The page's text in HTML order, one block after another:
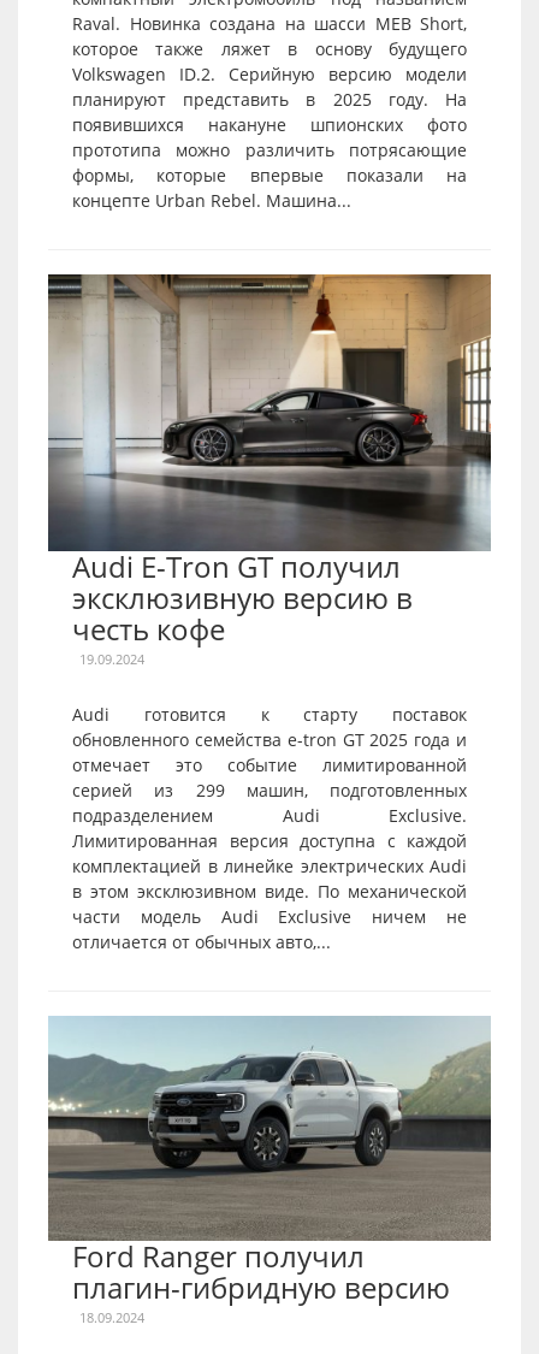
Raval. Новинка создана на шасси MEB Short,
которое также ляжет в основу будущего
Volkswagen ID.2. Серийную версию модели
планируют представить в 2025 году. На
появившихся накануне шпионских фото
прототипа можно различить потрясающие
формы, которые впервые показали на
концепте Urban Rebel. Машина...
Audi E-Tron GT получил
эксклюзивную версию в
честь кофе
19.09.2024
Audi готовится к старту поставок
обновленного семейства e-tron GT 2025 года и
отмечает это событие лимитированной
серией из 299 машин, подготовленных
подразделением Audi Exclusive.
Лимитированная версия доступна с каждой
комплектацией в линейке электрических Audi
в этом эксклюзивном виде. По механической
части модель Audi Exclusive ничем не
отличается от обычных авто,...
Ford Ranger получил
плагин-гибридную версию
18.09.2024